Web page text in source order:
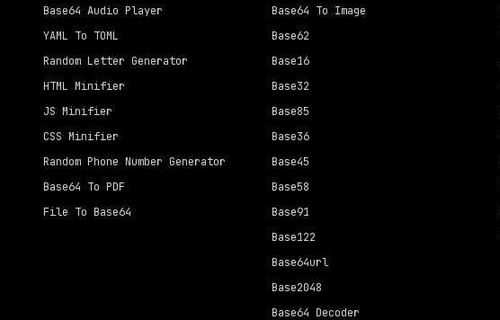
Base64 Audio Player
YAML To TOML
Random Letter Generator
HTML Minifier
JS Minifier
CSS Minifier
Random Phone Number Generator
Base64 To PDF
File To Base64
Base64 To Image
Base62
Base16
Base32
Base85
Base36
Base45
Base58
Base91
Base122
Base64url
Base2048
Base64 Decoder